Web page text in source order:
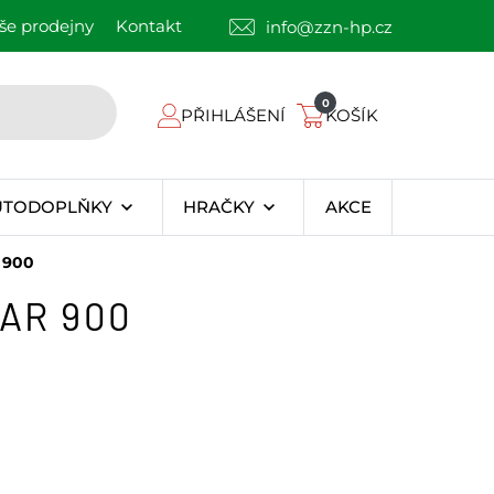
prodejny Kontakt info@zzn-hp.cz
PŘIHLÁŠENÍ
0
KOŠÍK
HRAČKY AKCE
900
900